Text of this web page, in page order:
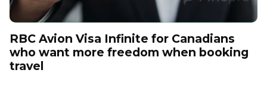
RBC Avion Visa Infinite for Canadians
who want more freedom when booking
travel